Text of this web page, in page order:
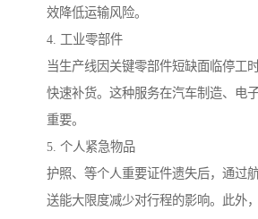
效降低运输风险。
4. 工业零部件
当生产线因关键零部件短缺面临停工
快速补货。这种服务在汽车制造、电
重要。
5. 个人紧急物品
护照、等个人重要证件遗失后，通过
送能大限度减少对行程的影响。此外